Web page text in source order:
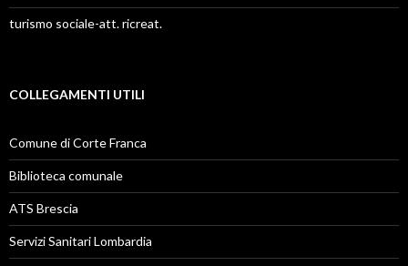
turismo sociale-att. ricreat.
COLLEGAMENTI UTILI
Comune di Corte Franca
Biblioteca comunale
ATS Brescia
Servizi Sanitari Lombardia